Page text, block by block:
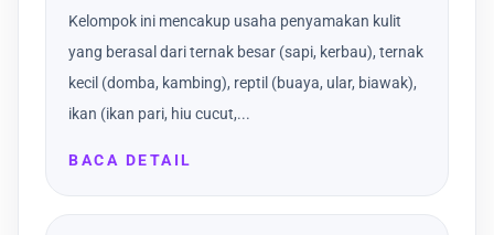
Kelompok ini mencakup usaha penyamakan kulit
yang berasal dari ternak besar (sapi, kerbau), ternak
kecil (domba, kambing), reptil (buaya, ular, biawak),
ikan (ikan pari, hiu cucut,...
BACA DETAIL